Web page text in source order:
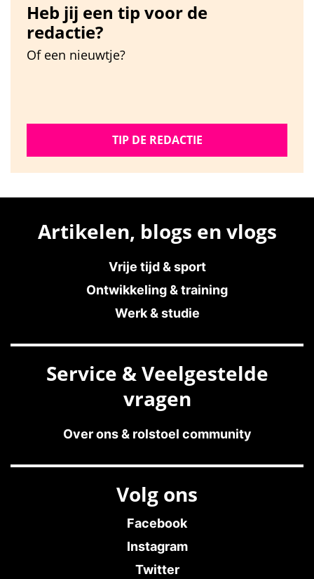
Heb jij een tip voor de
redactie?
Of een nieuwtje?
TIP DE REDACTIE
Artikelen, blogs en vlogs
Vrije tijd & sport
Ontwikkeling & training
Werk & studie
Service & Veelgestelde
vragen
Over ons & rolstoel community
Volg ons
Facebook
Instagram
Twitter